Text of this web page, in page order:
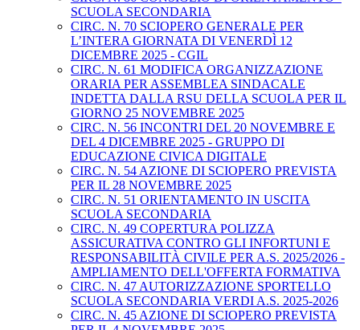
SCUOLA SECONDARIA
CIRC. N. 70 SCIOPERO GENERALE PER
L’INTERA GIORNATA DI VENERDÌ 12
DICEMBRE 2025 - CGIL
CIRC. N. 61 MODIFICA ORGANIZZAZIONE
ORARIA PER ASSEMBLEA SINDACALE
INDETTA DALLA RSU DELLA SCUOLA PER IL
GIORNO 25 NOVEMBRE 2025
CIRC. N. 56 INCONTRI DEL 20 NOVEMBRE E
DEL 4 DICEMBRE 2025 - GRUPPO DI
EDUCAZIONE CIVICA DIGITALE
CIRC. N. 54 AZIONE DI SCIOPERO PREVISTA
PER IL 28 NOVEMBRE 2025
CIRC. N. 51 ORIENTAMENTO IN USCITA
SCUOLA SECONDARIA
CIRC. N. 49 COPERTURA POLIZZA
ASSICURATIVA CONTRO GLI INFORTUNI E
RESPONSABILITÀ CIVILE PER A.S. 2025/2026 -
AMPLIAMENTO DELL'OFFERTA FORMATIVA
CIRC. N. 47 AUTORIZZAZIONE SPORTELLO
SCUOLA SECONDARIA VERDI A.S. 2025-2026
CIRC. N. 45 AZIONE DI SCIOPERO PREVISTA